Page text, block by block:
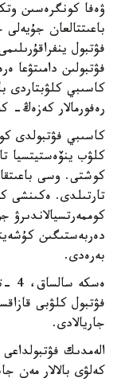
ۋەفا كونگرەسىن
باعىتتالعان
فۋتبول
فۋتبولىن دامىتۋعا
كاسىبي كلۋبتاردى
رەفورمالار كەزەڭ-
كلۋب ينۆەستيتسيا
دەربەستىگىن
بەرەدى.
فۋتبول كلۋبى
جاريالادى.
الەمدىك
كەلۋى بالالار مەن